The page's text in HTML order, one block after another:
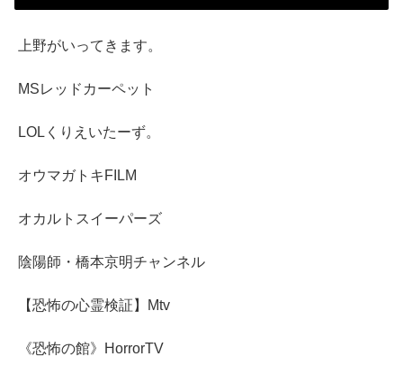
上野がいってきます。
MSレッドカーペット
LOLくりえいたーず。
オウマガトキFILM
オカルトスイーパーズ
陰陽師・橋本京明チャンネル
【恐怖の心霊検証】Mtv
《恐怖の館》HorrorTV